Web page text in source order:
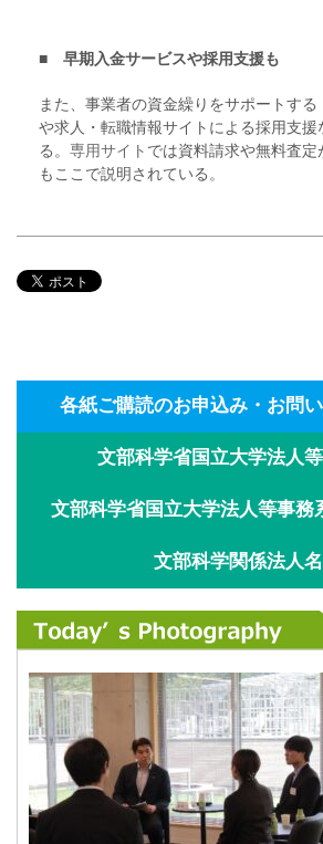
■ 早期入金サービスや採用支援も
また、事業者の資金繰りをサポートする
や求人・転職情報サイトによる採用支
る。 専用サイト では資料請求や無料査
もここで説明されている。
各紙ご購読のお申込み・お問
文部科学省国立大学法人
文部科学省国立大学法人等事務
文部科学関係法人